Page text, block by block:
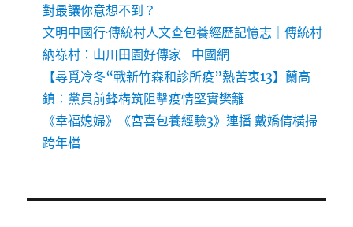
對最讓你意想不到？
文明中國行·傳統村人文查包養經歷記憶志｜傳統村
納祿村：山川田園好傳家_中國網
【尋覓冷冬“戰新竹森和診所疫”熱苦衷13】蘭高
鎮：黨員前鋒構筑阻擊疫情堅實樊籬
《幸福媳婦》《宮喜包養經驗3》連播 戴嬌倩橫掃
跨年檔